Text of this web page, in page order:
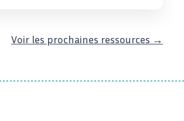
Voir les prochaines ressources →